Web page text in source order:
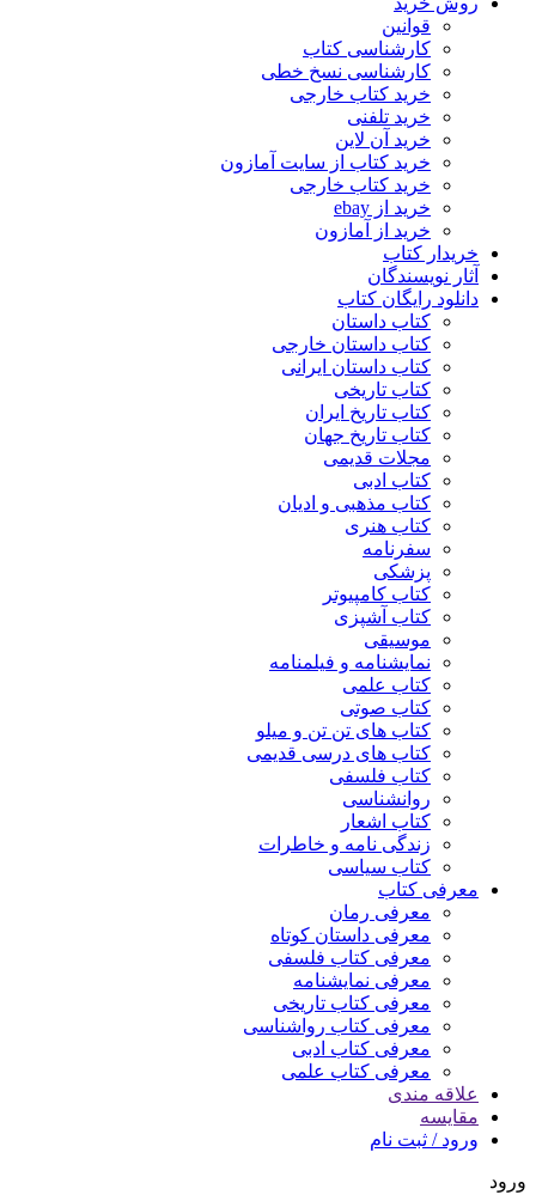
قوانین
کارشناسی کتاب
کارشناسی نسخ خطی
خرید کتاب خارجی
خرید تلفنی
خرید آن لاین
خرید کتاب از سایت آمازون
خرید کتاب خارجی
خرید از ebay
خرید از آمازون
خریدار کتاب
آثار نویسندگان
دانلود رایگان کتاب
کتاب داستان
کتاب داستان خارجی
کتاب داستان ایرانی
کتاب تاریخی
کتاب تاریخ ایران
کتاب تاریخ جهان
مجلات قدیمی
کتاب ادبی
کتاب مذهبی و ادیان
کتاب هنری
سفرنامه
پزشکی
کتاب کامپیوتر
کتاب آشپزی
موسیقی
نمایشنامه و فیلمنامه
کتاب علمی
کتاب صوتی
کتاب های تن تن و میلو
کتاب های درسی قدیمی
کتاب فلسفی
روانشناسی
کتاب اشعار
زندگی نامه و خاطرات
کتاب سیاسی
معرفی کتاب
معرفی رمان
معرفی داستان کوتاه
معرفی کتاب فلسفی
معرفی نمایشنامه
معرفی کتاب تاریخی
معرفی کتاب رواشناسی
معرفی کتاب ادبی
معرفی کتاب علمی
علاقه مندی
مقایسه
ورود / ثبت نام
ورود